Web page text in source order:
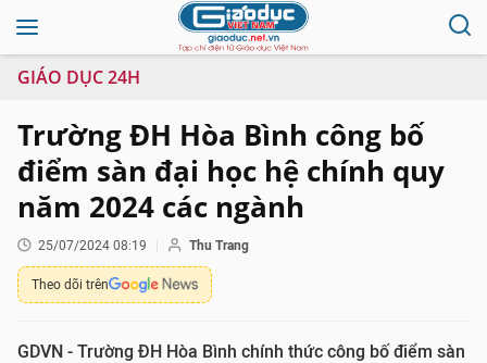
GIÁO DỤC 24H
Trường ĐH Hòa Bình công bố
điểm sàn đại học hệ chính quy
năm 2024 các ngành
25/07/2024 08:19 Thu Trang
Theo dõi trên
GDVN - Trường ĐH Hòa Bình chính thức công bố điểm sàn